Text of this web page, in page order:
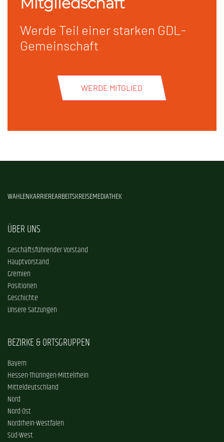
Werde Teil einer starken GDL-
Gemeinschaft
WERDE MITGLIED
WAHLENKARRIEREARBEITSKREISEMEDIATHEK
ÜBER UNS
Geschäftsführender Vorstand
Hauptvorstand
Gremien
Positionen
Geschichte
Unsere Satzungen
BEZIRKE & ORTSGRUPPEN
Bayern
Hessen-Thüringen-Mittelrhein
Mitteldeutschland
Nord
Nord-Ost
Nordrhein-Westfalen
Süd-West